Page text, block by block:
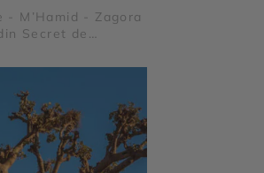
M’Hamid - Zagora
Secret de
Vallée du Drâa -
marocain